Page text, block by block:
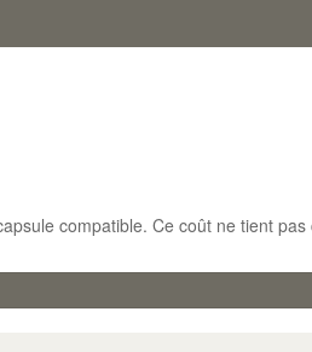
compatible. Ce coût ne tient